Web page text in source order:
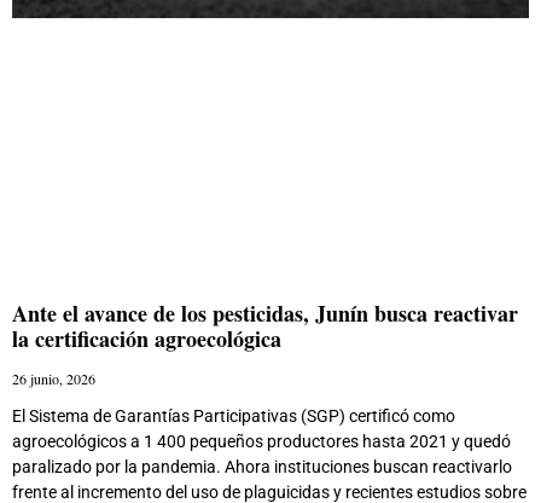
Ante el avance de los pesticidas, Junín busca reactivar
la certificación agroecológica
26 junio, 2026
El Sistema de Garantías Participativas (SGP) certificó como
agroecológicos a 1 400 pequeños productores hasta 2021 y quedó
paralizado por la pandemia. Ahora instituciones buscan reactivarlo
frente al incremento del uso de plaguicidas y recientes estudios sobre